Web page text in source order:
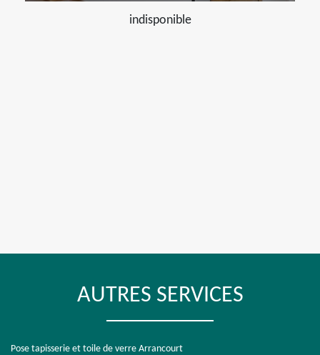
indisponible
AUTRES SERVICES
Pose tapisserie et toile de verre Arrancourt